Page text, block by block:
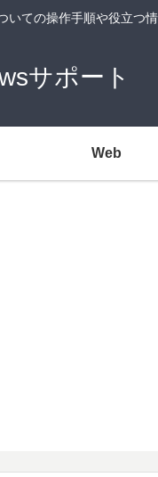
ての操作手順や役立つ
サポート
Web